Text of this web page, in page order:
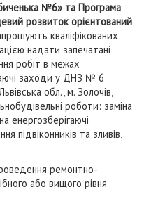
№6» та Програма
розвиток орієнтований
кваліфікованих
надати запечатані
робіт в межах
заходи у ДНЗ № 6
обл., м. Золочів,
роботи: заміна
енергозберігаючі
підвіконників та зливів,
ремонтно-
або вищого рівня